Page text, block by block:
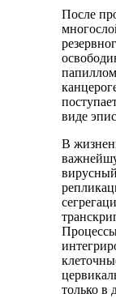
После
виде
В
только в